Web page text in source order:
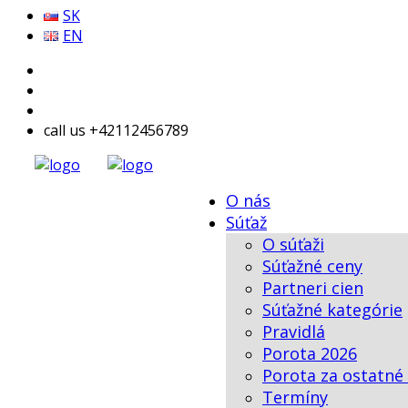
SK
EN
call us +42112456789
O nás
Súťaž
O súťaži
Súťažné ceny
Partneri cien
Súťažné kategórie
Pravidlá
Porota 2026
Porota za
Termíny